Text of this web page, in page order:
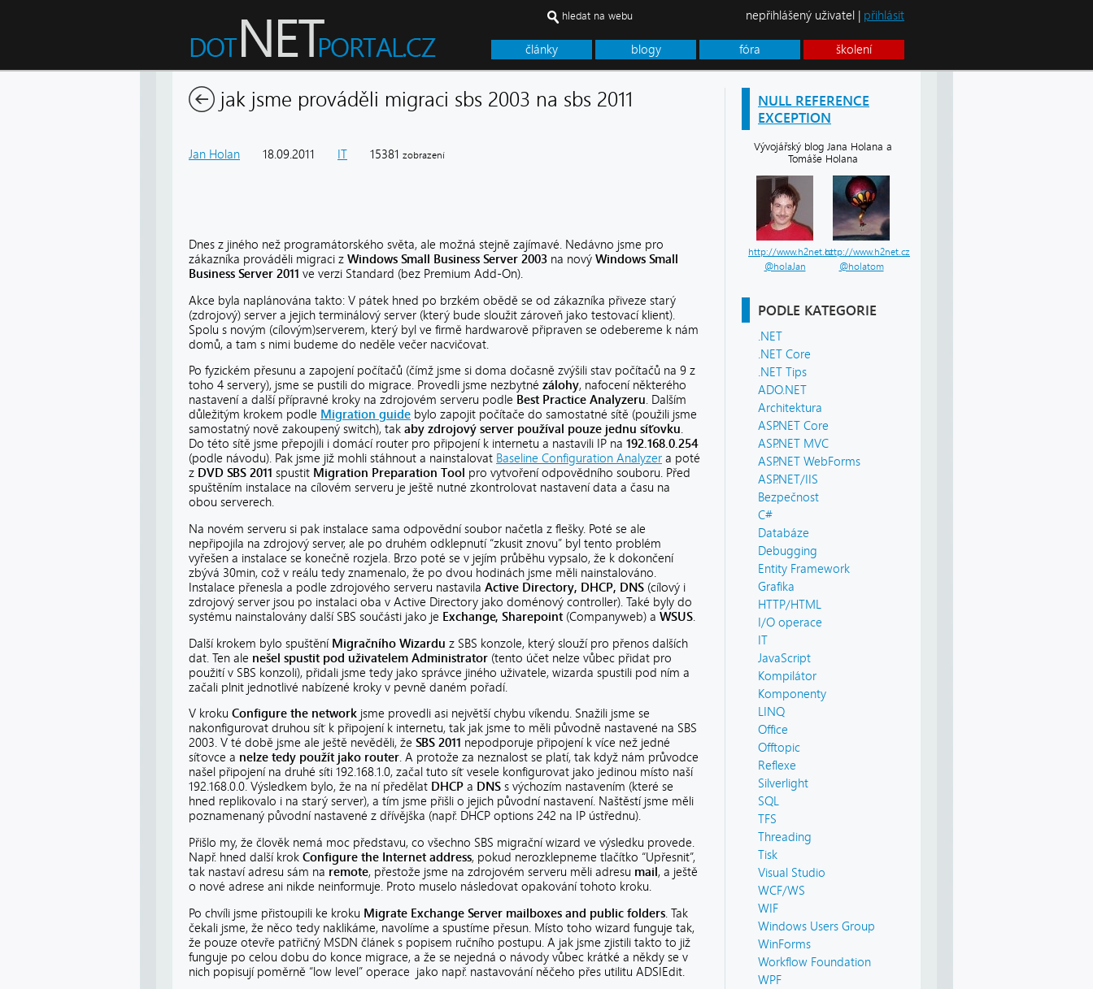
články blogy fóra školení
hledat na webu nepřihlášený uživatel | přihlásit
NULL REFERENCE
EXCEPTION
Vývojářský blog Jana Holana a
Tomáše Holana
http://www.h2net.cz
@holaJan
http://www.h2net.cz
@holatom
PODLE KATEGORIE
.NET
.NET Core
.NET Tips
ADO.NET
Architektura
ASP.NET Core
ASP.NET MVC
ASP.NET WebForms
ASP.NET/IIS
Bezpečnost
C#
Databáze
Debugging
Entity Framework
Grafika
HTTP/HTML
I/O operace
IT
JavaScript
Kompilátor
Komponenty
LINQ
Office
Offtopic
Reflexe
Silverlight
SQL
TFS
Threading
Tisk
Visual Studio
WCF/WS
WIF
Windows Users Group
WinForms
Workflow Foundation
WPF
jak jsme prováděli migraci sbs 2003 na sbs 2011
Jan Holan 18.09.2011 IT 15381 zobrazení
Dnes z jiného než programátorského světa, ale možná stejně zajímavé. Nedávno jsme pro
zákazníka prováděli migraci z Windows Small Business Server 2003 na nový Windows Small
Business Server 2011 ve verzi Standard (bez Premium Add-On).
Akce byla naplánována takto: V pátek hned po brzkém obědě se od zákazníka přiveze starý
(zdrojový) server a jejich terminálový server (který bude sloužit zároveň jako testovací klient).
Spolu s novým (cílovým)serverem, který byl ve firmě hardwarově připraven se odebereme k nám
domů, a tam s nimi budeme do neděle večer nacvičovat.
Po fyzickém přesunu a zapojení počítačů (čímž jsme si doma dočasně zvýšili stav počítačů na 9 z
toho 4 servery), jsme se pustili do migrace. Provedli jsme nezbytné zálohy, nafocení některého
nastavení a další přípravné kroky na zdrojovém serveru podle Best Practice Analyzeru. Dalším
důležitým krokem podle Migration guide bylo zapojit počítače do samostatné sítě (použili jsme
samostatný nově zakoupený switch), tak aby zdrojový server používal pouze jednu síťovku.
Do této sítě jsme přepojili i domácí router pro připojení k internetu a nastavili IP na 192.168.0.254
(podle návodu). Pak jsme již mohli stáhnout a nainstalovat Baseline Configuration Analyzer a poté
z DVD SBS 2011 spustit Migration Preparation Tool pro vytvoření odpovědního souboru. Před
spuštěním instalace na cílovém serveru je ještě nutné zkontrolovat nastavení data a času na
obou serverech.
Na novém serveru si pak instalace sama odpovědní soubor načetla z flešky. Poté se ale
nepřipojila na zdrojový server, ale po druhém odklepnutí “zkusit znovu” byl tento problém
vyřešen a instalace se konečně rozjela. Brzo poté se v jejím průběhu vypsalo, že k dokončení
zbývá 30min, což v reálu tedy znamenalo, že po dvou hodinách jsme měli nainstalováno.
Instalace přenesla a podle zdrojového serveru nastavila Active Directory, DHCP, DNS (cílový i
zdrojový server jsou po instalaci oba v Active Directory jako doménový controller). Také byly do
systému nainstalovány další SBS součásti jako je Exchange, Sharepoint (Companyweb) a WSUS.
Další krokem bylo spuštění Migračního Wizardu z SBS konzole, který slouží pro přenos dalších
dat. Ten ale nešel spustit pod uživatelem Administrator (tento účet nelze vůbec přidat pro
použití v SBS konzoli), přidali jsme tedy jako správce jiného uživatele, wizarda spustili pod ním a
začali plnit jednotlivé nabízené kroky v pevně daném pořadí.
V kroku Configure the network jsme provedli asi největší chybu víkendu. Snažili jsme se
nakonfigurovat druhou síť k připojení k internetu, tak jak jsme to měli původně nastavené na SBS
2003. V té době jsme ale ještě nevěděli, že SBS 2011 nepodporuje připojení k více než jedné
síťovce a nelze tedy použít jako router. A protože za neznalost se platí, tak když nám průvodce
našel připojení na druhé síti 192.168.1.0, začal tuto síť vesele konfigurovat jako jedinou místo naší
192.168.0.0. Výsledkem bylo, že na ní předělat DHCP a DNS s výchozím nastavením (které se
hned replikovalo i na starý server), a tím jsme přišli o jejich původní nastavení. Naštěstí jsme měli
poznamenaný původní nastavené z dřívějška (např. DHCP options 242 na IP ústřednu).
Přišlo my, že člověk nemá moc představu, co všechno SBS migrační wizard ve výsledku provede.
Např. hned další krok Configure the Internet address, pokud nerozklepneme tlačítko “Upřesnit”,
tak nastaví adresu sám na remote, přestože jsme na zdrojovém serveru měli adresu mail, a ještě
o nové adrese ani nikde neinformuje. Proto muselo následovat opakování tohoto kroku.
Po chvíli jsme přistoupili ke kroku Migrate Exchange Server mailboxes and public folders. Tak
čekali jsme, že něco tedy naklikáme, navolíme a spustíme přesun. Místo toho wizard funguje tak,
že pouze otevře patřičný MSDN článek s popisem ručního postupu. A jak jsme zjistili takto to již
funguje po celou dobu do konce migrace, a že se nejedná o návody vůbec krátké a někdy se v
nich popisují poměrně “low level” operace jako např. nastavování něčeho přes utilitu ADSIEdit.